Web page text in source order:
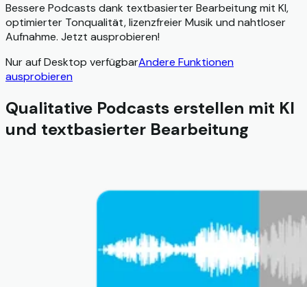
Bessere Podcasts dank textbasierter Bearbeitung mit KI,
optimierter Tonqualität, lizenzfreier Musik und nahtloser
Aufnahme. Jetzt ausprobieren!
Nur auf Desktop verfügbarAndere Funktionen
ausprobieren
Qualitative Podcasts erstellen mit KI
und textbasierter Bearbeitung